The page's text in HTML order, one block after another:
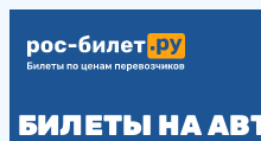
БИЛЕТЫ НА